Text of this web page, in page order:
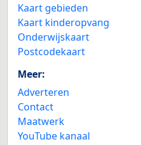
Kaart gebieden
Kaart kinderopvang
Onderwijskaart
Postcodekaart
Meer:
Adverteren
Contact
Maatwerk
YouTube kanaal